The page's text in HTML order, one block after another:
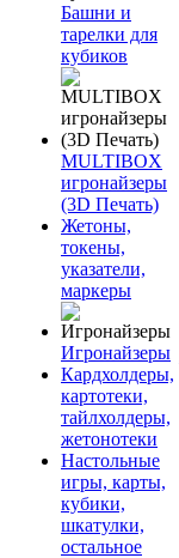
Башни и
тарелки для
кубиков
MULTIBOX
игронайзеры
(3D Печать)
Жетоны,
токены,
указатели,
маркеры
Игронайзеры
Кардхолдеры,
картотеки,
тайлхолдеры,
жетонотеки
Настольные
игры, карты,
кубики,
шкатулки,
остальное